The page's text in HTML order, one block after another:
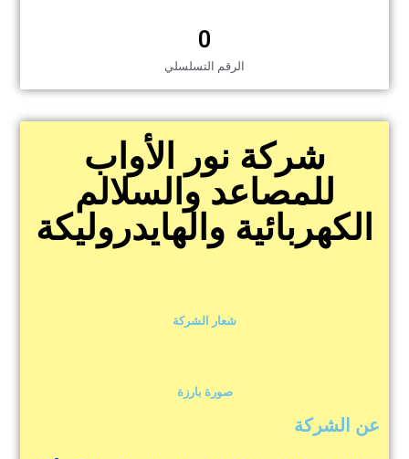
الرقم التسلسلي
0
شركة نور الأواب
للمصاعد والسلالم
الكهربائية والهايدروليكة
شعار الشركة
صورة بارزة
عن الشركة